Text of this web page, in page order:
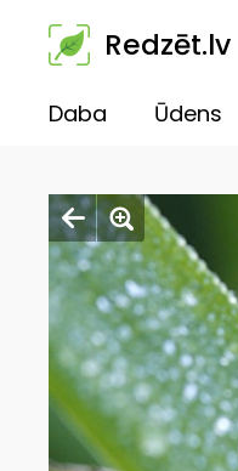
Redzēt.lv
Daba Ūdens